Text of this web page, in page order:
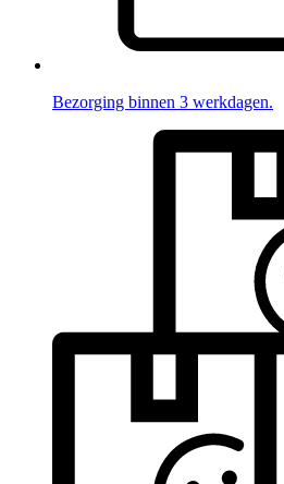
Bezorging binnen 3 werkdagen.